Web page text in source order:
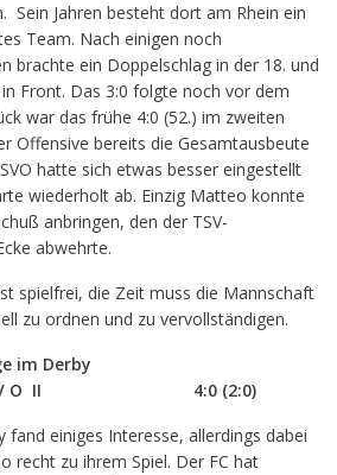
Sein Jahren besteht dort am Rhein ein
Team. Nach einigen noch
brachte ein Doppelschlag in der 18. und
Front. Das 3:0 folgte noch vor dem
war das frühe 4:0 (52.) im zweiten
Offensive bereits die Gesamtausbeute
hatte sich etwas besser eingestellt
wiederholt ab. Einzig Matteo konnte
anbringen, den der TSV-
abwehrte.
spielfrei, die Zeit muss die Mannschaft
zu ordnen und zu vervollständigen.
im Derby
- S V O II 4:0 (2:0)
fand einiges Interesse, allerdings dabei
recht zu ihrem Spiel. Der FC hat